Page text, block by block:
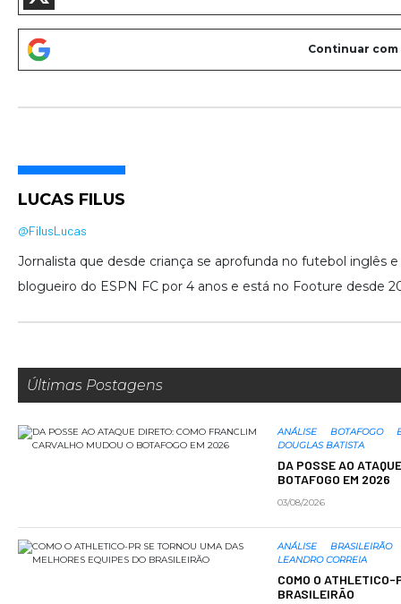
LUCAS FILUS
@FilusLucas
Jornalista que desde criança se aprofunda no futebol inglês
blogueiro do ESPN FC por 4 anos e está no Footure desde
Últimas Postagens
ANÁLISE BOTAFOGO
DOUGLAS BATISTA
DA POSSE AO
BOTAFOGO EM 2026
03/08/2026
ANÁLISE
BRASILEIRÃO
LEANDRO CORREIA
COMO O ATHLETICO-
BRASILEIRÃO